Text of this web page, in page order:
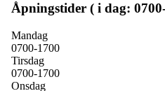
Åpningstider ( i dag:
Mandag
0700-1700
Tirsdag
0700-1700
Onsdag